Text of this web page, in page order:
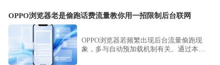
OPPO浏览器老是偷跑话费流量教你用一招限制后台联网
OPPO浏览器若频繁出现后台流量偷跑现
象，多与自动预加载机制有关。通过本文